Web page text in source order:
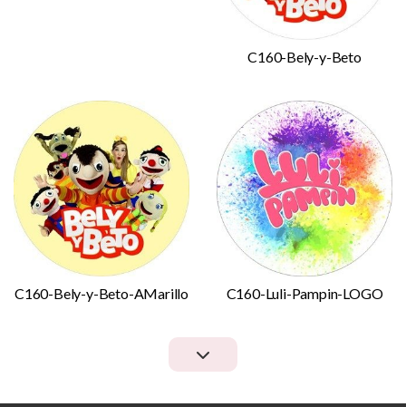
C160-Bely-y-Beto
C160-Bely-y-Beto-AMarillo C160-Luli-Pampin-LOGO